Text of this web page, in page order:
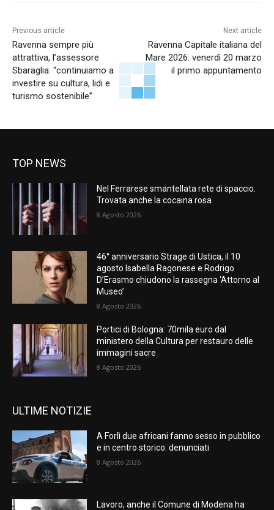
Previous article
Ravenna sempre più
attrattiva, l’assessore
Sbaraglia: “continuiamo a
investire su cultura, lidi e
turismo sostenibile”
Next article
Ravenna Capitale italiana del
Mare 2026: venerdì 20 marzo
il primo appuntamento
TOP NEWS
Nel Ferrarese smantellata rete di spaccio.
Trovata anche la cocaina rosa
8 Agosto 2026
46° anniversario Strage di Ustica, il 10
agosto Isabella Ragonese e Rodrigo
D’Erasmo chiudono la rassegna ‘Attorno al
Museo’
8 Agosto 2026
Portici di Bologna: 70mila euro dal
ministero della Cultura per restauro delle
immagini sacre
8 Agosto 2026
ULTIME NOTIZIE
A Forlì due africani fanno sesso in pubblico
e in centro storico: denunciati
8 Agosto 2026
Lavoro, anche il Comune di Modena ha